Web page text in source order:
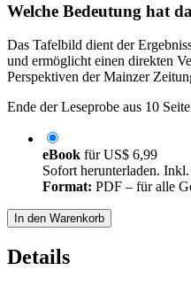
Welche Bedeutung hat
Das Tafelbild dient der
und ermöglicht einen direkten
Perspektiven der Mainzer
Ende der Leseprobe aus 10
eBook fürUS$ 6,99
Sofort herunterladen.
Format: PDF – für alle
In den Warenkorb
Details